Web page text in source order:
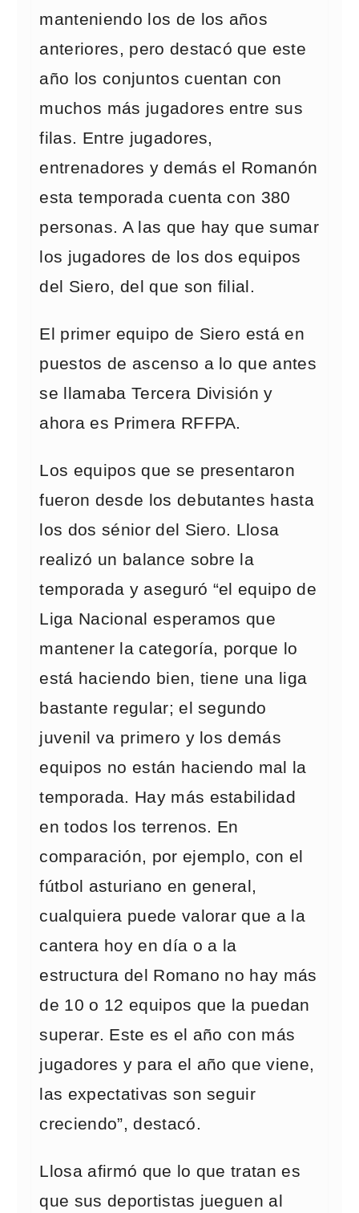
manteniendo los de los años
anteriores, pero destacó que este
año los conjuntos cuentan con
muchos más jugadores entre sus
filas. Entre jugadores,
entrenadores y demás el Romanón
esta temporada cuenta con 380
personas. A las que hay que sumar
los jugadores de los dos equipos
del Siero, del que son filial.
El primer equipo de Siero está en
puestos de ascenso a lo que antes
se llamaba Tercera División y
ahora es Primera RFFPA.
Los equipos que se presentaron
fueron desde los debutantes hasta
los dos sénior del Siero. Llosa
realizó un balance sobre la
temporada y aseguró “el equipo de
Liga Nacional esperamos que
mantener la categoría, porque lo
está haciendo bien, tiene una liga
bastante regular; el segundo
juvenil va primero y los demás
equipos no están haciendo mal la
temporada. Hay más estabilidad
en todos los terrenos. En
comparación, por ejemplo, con el
fútbol asturiano en general,
cualquiera puede valorar que a la
cantera hoy en día o a la
estructura del Romano no hay más
de 10 o 12 equipos que la puedan
superar. Este es el año con más
jugadores y para el año que viene,
las expectativas son seguir
creciendo”, destacó.
Llosa afirmó que lo que tratan es
que sus deportistas jueguen al